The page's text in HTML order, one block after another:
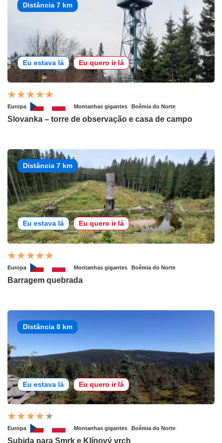
Distância 7 km
Eu estava lá Eu quero ir lá
Europa Montanhas gigantes Boêmia do Norte
Slovanka – torre de observação e casa de campo
Distância 7 km
Eu estava lá Eu quero ir lá
Europa Montanhas gigantes Boêmia do Norte
Barragem quebrada
Distância 8 km
Eu estava lá Eu quero ir lá
Europa Montanhas gigantes Boêmia do Norte
Subida para Smrk e Klínový vrch